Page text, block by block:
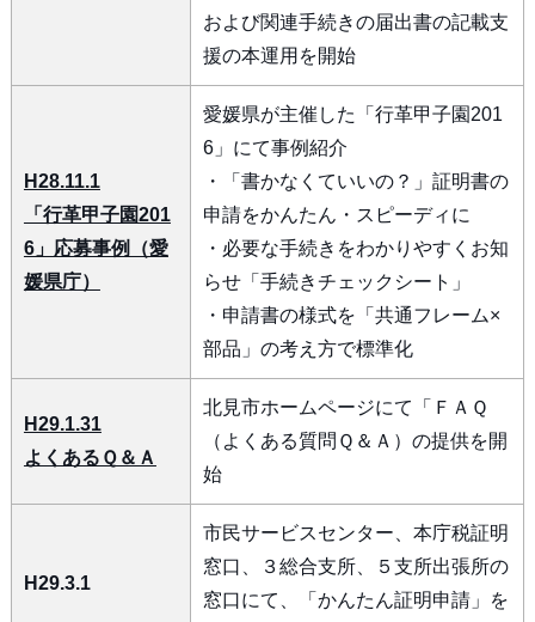
および関連手続きの届出書の記載支
援の本運用を開始
H28.11.1
「行革甲子園201
6」応募事例（愛
媛県庁）
愛媛県が主催した「行革甲子園201
6」にて事例紹介
・「書かなくていいの？」証明書の
申請をかんたん・スピーディに
・必要な手続きをわかりやすくお知
らせ「手続きチェックシート」
・申請書の様式を「共通フレーム×
部品」の考え方で標準化
H29.1.31
よくあるＱ＆Ａ
北見市ホームページにて「ＦＡＱ
（よくある質問Ｑ＆Ａ）の提供を開
始
H29.3.1
市民サービスセンター、本庁税証明
窓口、３総合支所、５支所出張所の
窓口にて、「かんたん証明申請」を